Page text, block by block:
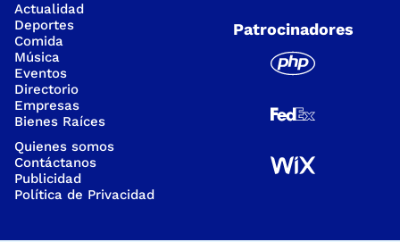
Actualidad
Deportes
Comida
Música
Eventos
Directorio
Empresas
Bienes Raíces
Quienes somos
Contáctanos
Publicidad
Política de Privacidad
Patrocinadores